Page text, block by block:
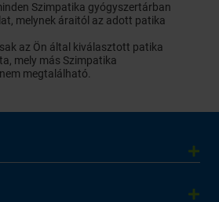
Szimpatika gyógyszertárban
melynek áraitól az adott patika
az Ön által kiválasztott patika
mely más Szimpatika
megtalálható.